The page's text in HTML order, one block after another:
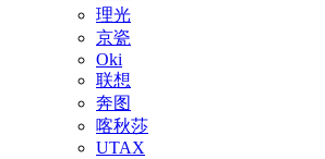
理光
京瓷
Oki
联想
奔图
喀秋莎
UTAX